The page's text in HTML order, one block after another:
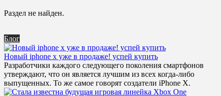
Раздел не найден.
Блог
Новый iphone x уже в продаже! успей купить
Разработчики каждого следующего поколения смартфонов
утверждают, что он является лучшим из всех когда-либо
выпущенных. То же самое говорят создатели iPhone X.